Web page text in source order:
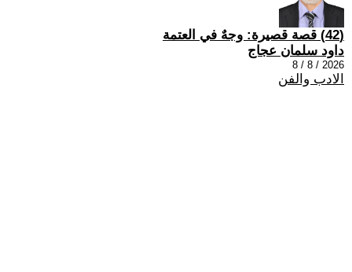
(42) قصة قصيرة: وجهٌ في العتمة
داود سلمان عجاج
2026 / 8 / 8
الادب والفن